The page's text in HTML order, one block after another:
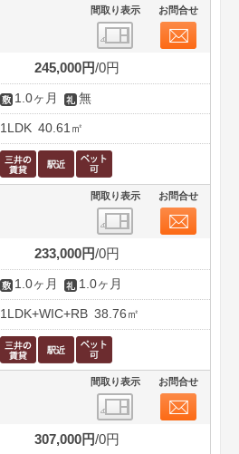
間取り表示 お問合せ
245,000円 0円
1.0ヶ月 無
1LDK 40.61㎡
間取り表示 お問合せ
233,000円 0円
1.0ヶ月 1.0ヶ月
1LDK+WIC+RB 38.76㎡
間取り表示 お問合せ
307,000円 0円